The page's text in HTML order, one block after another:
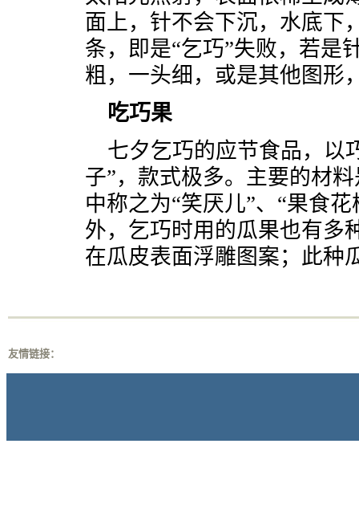
面上，针不会下沉，水底下
条，即是“乞巧”失败，若是
粗，一头细，或是其他图形
吃巧果
七夕乞巧的应节食品，以
子”，款式极多。主要的材
中称之为“笑厌儿”、“果食
外，乞巧时用的瓜果也有多
在瓜皮表面浮雕图案；此种
友情链接：